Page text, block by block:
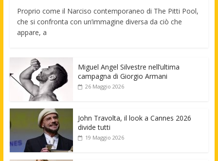
Proprio come il Narciso contemporaneo di The Pitti Pool,
che si confronta con un’immagine diversa da ciò che
appare, a
Miguel Angel Silvestre nell’ultima
campagna di Giorgio Armani
26 Maggio 2026
John Travolta, il look a Cannes 2026
divide tutti
19 Maggio 2026